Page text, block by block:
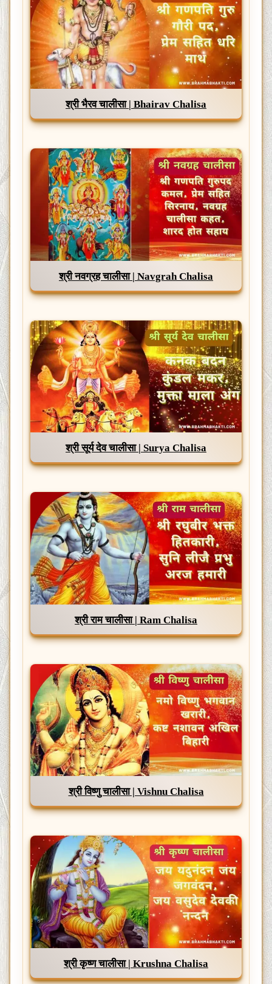
श्री भैरव चालीसा | Bhairav Chalisa
श्री नवग्रह चालीसा | Navgrah Chalisa
श्री सूर्य देव चालीसा | Surya Chalisa
श्री राम चालीसा | Ram Chalisa
श्री विष्णु चालीसा | Vishnu Chalisa
श्री कृष्ण चालीसा | Krushna Chalisa